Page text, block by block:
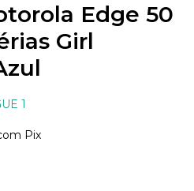
Edge 50
Girl
1
Pix